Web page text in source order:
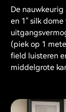
De
en 1" silk
(piek op 1
field luisteren
middelgrote